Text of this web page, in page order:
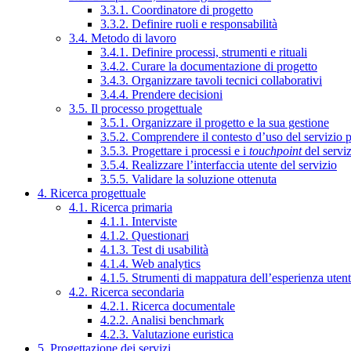
3.3.1. Coordinatore di progetto
3.3.2. Definire ruoli e responsabilità
3.4. Metodo di lavoro
3.4.1. Definire processi, strumenti e rituali
3.4.2. Curare la documentazione di progetto
3.4.3. Organizzare tavoli tecnici collaborativi
3.4.4. Prendere decisioni
3.5. Il processo progettuale
3.5.1. Organizzare il progetto e la sua gestione
3.5.2. Comprendere il contesto d’uso del servizio
3.5.3. Progettare i processi e i touchpointdel
3.5.4. Realizzare l’interfaccia utente del servizio
3.5.5. Validare la soluzione ottenuta
4. Ricerca progettuale
4.1. Ricerca primaria
4.1.1. Interviste
4.1.2. Questionari
4.1.3. Test di usabilità
4.1.4. Web analytics
4.1.5. Strumenti di mappatura dell’esperienza
4.2. Ricerca secondaria
4.2.1. Ricerca documentale
4.2.2. Analisi benchmark
4.2.3. Valutazione euristica
5. Progettazione dei servizi